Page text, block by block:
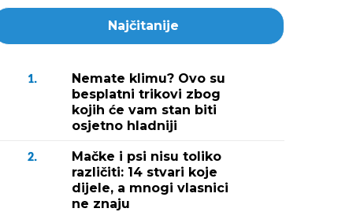
Najčitanije
1.
Nemate klimu? Ovo su
besplatni trikovi zbog
kojih će vam stan biti
osjetno hladniji
2.
Mačke i psi nisu toliko
različiti: 14 stvari koje
dijele, a mnogi vlasnici
ne znaju